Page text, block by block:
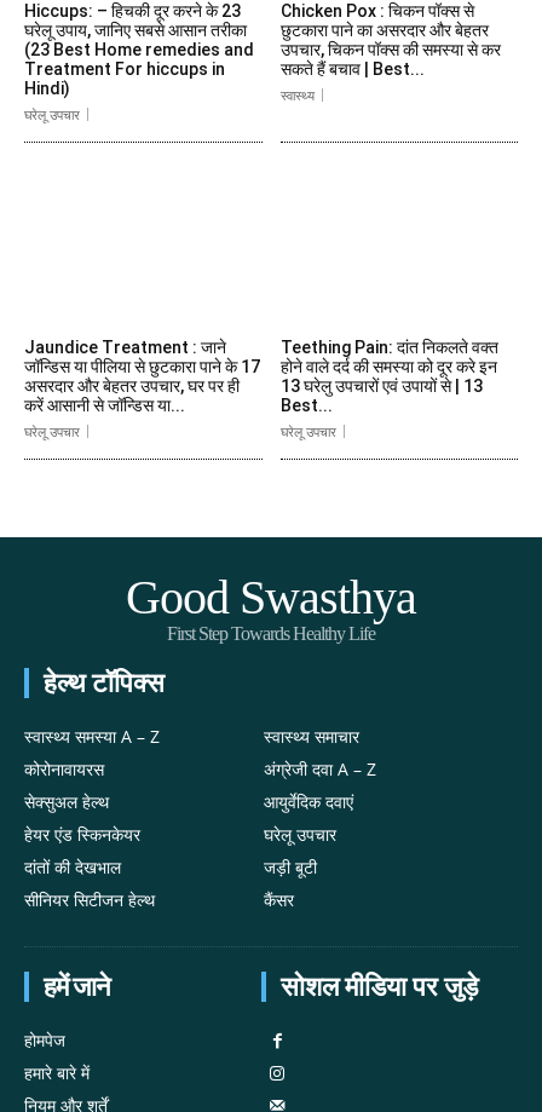
Hiccups: – हिचकी दूर करने के 23
घरेलू उपाय, जानिए सबसे आसान तरीका
(23 Best Home remedies and
Treatment For hiccups in
Hindi)
घरेलू उपचार
Chicken Pox : चिकन पॉक्स से
छुटकारा पाने का असरदार और बेहतर
उपचार, चिकन पॉक्स की समस्या से कर
सकते हैं बचाव | Best...
स्वास्थ्य
Jaundice Treatment : जाने
जॉन्डिस या पीलिया से छुटकारा पाने के 17
असरदार और बेहतर उपचार, घर पर ही
करें आसानी से जॉन्डिस या...
घरेलू उपचार
Teething Pain: दांत निकलते वक्त
होने वाले दर्द की समस्या को दूर करे इन
13 घरेलु उपचारों एवं उपायों से | 13
Best...
घरेलू उपचार
Good Swasthya
First Step Towards Healthy Life
हेल्थ टॉपिक्स
स्वास्थ्य समस्या A – Z
कोरोनावायरस
सेक्सुअल हेल्थ
हेयर एंड स्किनकेयर
दांतों की देखभाल
सीनियर सिटीजन हेल्थ
स्वास्थ्य समाचार
अंग्रेजी दवा A – Z
आयुर्वेदिक दवाएं
घरेलू उपचार
जड़ी बूटी
कैंसर
हमें जाने
होमपेज
हमारे बारे में
नियम और शर्तें
सोशल मीडिया पर जुड़े